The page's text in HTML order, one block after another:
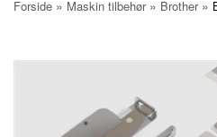
BRUGTE/DEMO
Forside » Maskin tilbehør» Brother»